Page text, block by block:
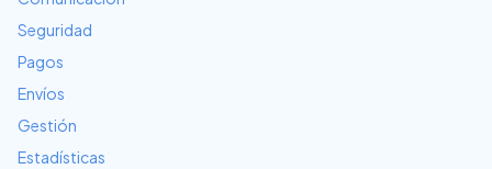
Seguridad
Pagos
Envíos
Gestión
Estadísticas